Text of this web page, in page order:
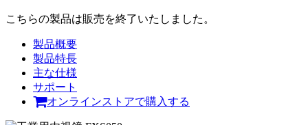
こちらの製品は販売を終了いたしました。
製品概要
製品特長
主な仕様
サポート
オンラインストアで購入する